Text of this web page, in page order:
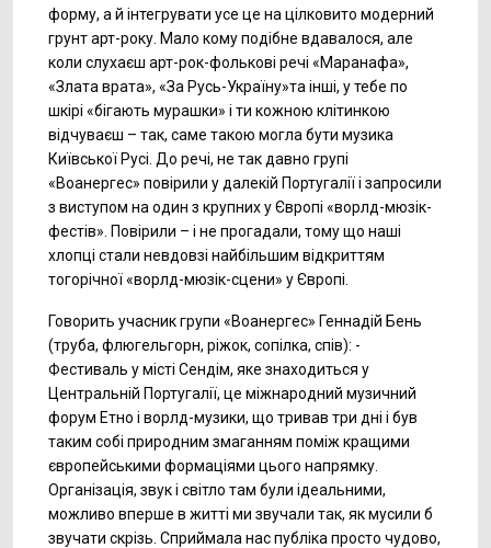
форму, а й інтегрувати усе це на цілковито модерний
грунт арт-року. Мало кому подібне вдавалося, але
коли слухаєш арт-рок-фолькові речі «Маранафа»,
«Злата врата», «За Русь-Україну»та інші, у тебе по
шкірі «бігають мурашки» і ти кожною клітинкою
відчуваєш – так, саме такою могла бути музика
Київської Русі. До речі, не так давно групі
«Воанергес» повірили у далекій Португалії і запросили
з виступом на один з крупних у Європі «ворлд-мюзік-
фестів». Повірили – і не прогадали, тому що наші
хлопці стали невдовзі найбільшим відкриттям
тогорічної «ворлд-мюзік-сцени» у Європі.
Говорить учасник групи «Воанергес» Геннадій Бень
(труба, флюгельгорн, ріжок, сопілка, спів): -
Фестиваль у місті Сендім, яке знаходиться у
Центральній Португалії, це міжнародний музичний
форум Етно і ворлд-музики, що тривав три дні і був
таким собі природним змаганням поміж кращими
європейськими формаціями цього напрямку.
Організація, звук і світло там були ідеальними,
можливо вперше в житті ми звучали так, як мусили б
звучати скрізь. Сприймала нас публіка просто чудово,